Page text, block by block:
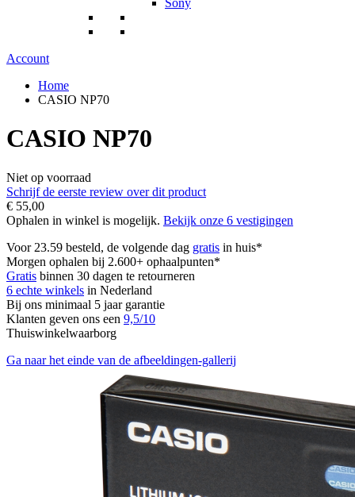
Sony
Account
Home
CASIO NP70
CASIO NP70
Niet op voorraad
Schrijf de eerste review over dit product
€ 55,00
Ophalen in winkel is mogelijk. Bekijk onze 6 vestigingen
Voor 23.59 besteld, de volgende dag gratis in huis*
Morgen ophalen bij 2.600+ ophaalpunten*
Gratis binnen 30 dagen te retourneren
6 echte winkels in Nederland
Bij ons minimaal 5 jaar garantie
Klanten geven ons een 9,5/10
Thuiswinkelwaarborg
Ga naar het einde van de afbeeldingen-gallerij